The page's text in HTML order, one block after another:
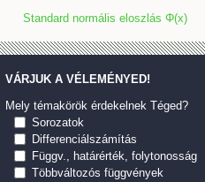
Standard normális eloszlás Φ(x)
VÁRJUK A VÉLEMÉNYED!
Mely témakörök érdekelnek Téged?
Sorozatok
Differenciálszámítás
Függv., határérték, folytonosság
Többváltozós függvények